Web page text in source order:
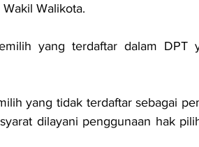
Walikota.
yang terdaftar dalam DPT
yang tidak terdaftar sebagai
dilayani penggunaan hak